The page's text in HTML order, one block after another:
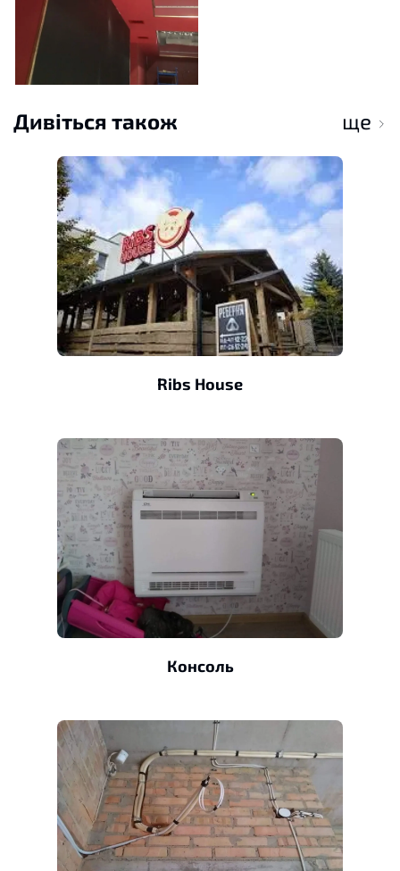
Дивіться також ще
Ribs House
Консоль